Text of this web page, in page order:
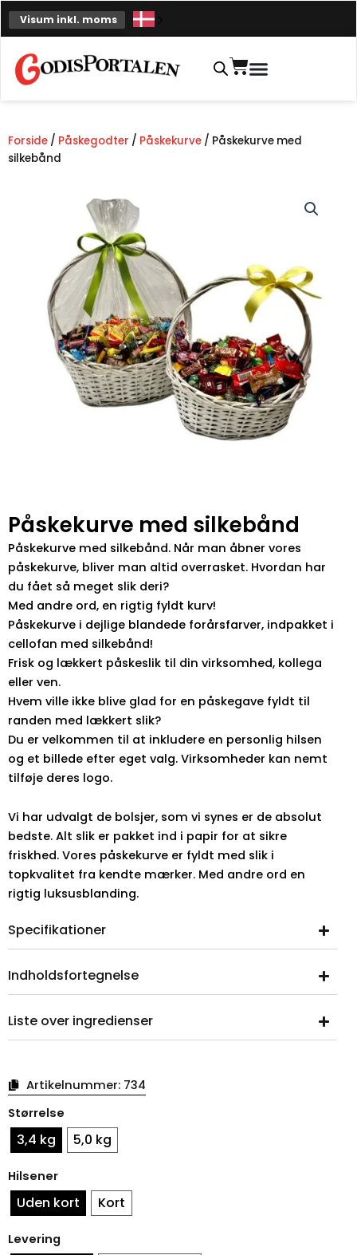
Spring
til
Visum inkl. moms
Indkøbskurv
Forside / Påskegodter / Påskekurve / Påskekurve med
silkebånd
Påskekurve med silkebånd
Påskekurve med silkebånd. Når man åbner vores
påskekurve, bliver man altid overrasket. Hvordan har
du fået så meget slik deri?
Med andre ord, en rigtig fyldt kurv!
Påskekurve i dejlige blandede forårsfarver, indpakket i
cellofan med silkebånd!
Frisk og lækkert påskeslik til din virksomhed, kollega
eller ven.
Hvem ville ikke blive glad for en påskegave fyldt til
randen med lækkert slik?
Du er velkommen til at inkludere en personlig hilsen
og et billede efter eget valg. Virksomheder kan nemt
tilføje deres logo.
Vi har udvalgt de bolsjer, som vi synes er de absolut
bedste. Alt slik er pakket ind i papir for at sikre
friskhed. Vores påskekurve er fyldt med slik i
topkvalitet fra kendte mærker. Med andre ord en
rigtig luksusblanding.
Specifikationer
Indholdsfortegnelse
Liste over ingredienser
Artikelnummer: 734
Størrelse
3,4 kg 5,0 kg
Hilsener
Uden kort Kort
Levering
med
silkebånd
antal